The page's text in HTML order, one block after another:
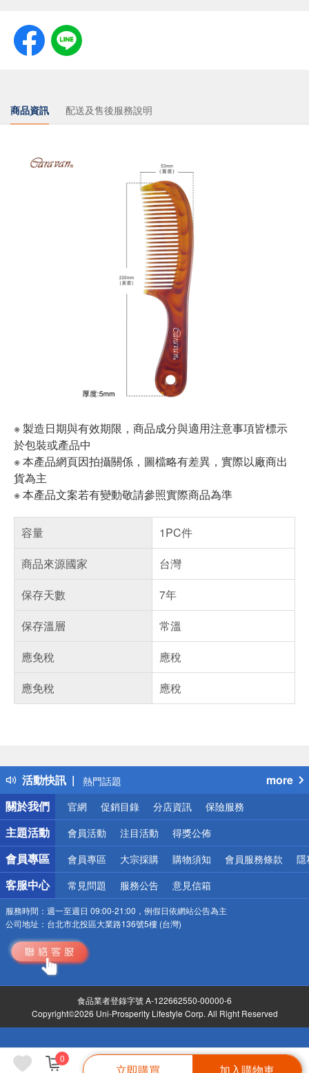
0
立即購買 加入購物車
商品資訊 配送及售後服務說明
※ 製造日期與有效期限，商品成分與適用注意事項皆標示
於包裝或產品中
※ 本產品網頁因拍攝關係，圖檔略有差異，實際以廠商出
貨為主
※ 本產品文案若有變動敬請參照實際商品為準
容量
1PC件
商品來源國家
台灣
保存天數
7年
保存溫層
常溫
應免稅
應稅
應免稅
應稅
活動快訊
得獎公告
熱門話題
銀行優惠
偏遠地區配送
詐騙網頁！請小心！
more
關於我們
官網 促銷目錄 分店資訊 保險服務
主題活動 會員活動 注目活動 得獎公佈
會員專區 會員專區 大宗採購 購物須知 會員服務條款 隱
客服中心 常見問題 服務公告 意見信箱
服務時間： 週一至週日 09:00-21:00，例假日依網站公告為主
公司地址： 台北市北投區大業路136號5樓 (台灣)
食品業者登錄字號 A-122662550-00000-6
Copyright©2026 Uni-Prosperity Lifestyle Corp. All Right Reserved